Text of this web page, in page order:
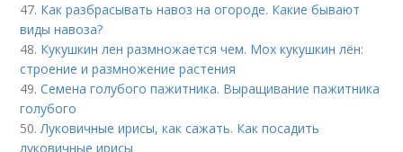
47. Как разбрасывать навоз на огороде. Какие бывают
виды навоза?
48. Кукушкин лен размножается чем. Мох кукушкин лён:
строение и размножение растения
49.Семена голубого пажитника. Выращивание пажитника
голубого
50.Луковичные ирисы, как сажать. Как посадить
луковичные ирисы